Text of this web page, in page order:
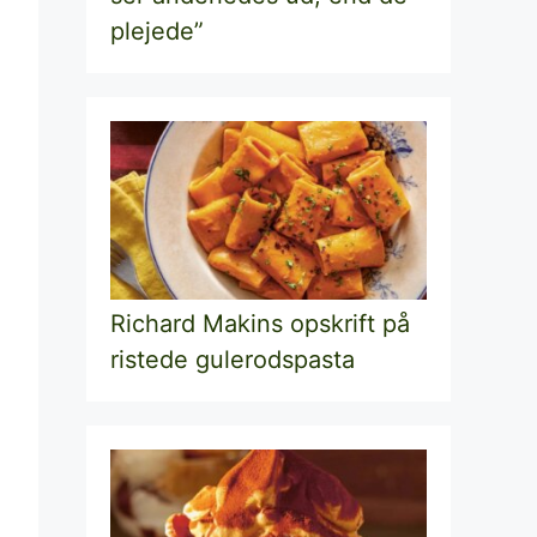
plejede”
Richard Makins opskrift på
ristede gulerodspasta